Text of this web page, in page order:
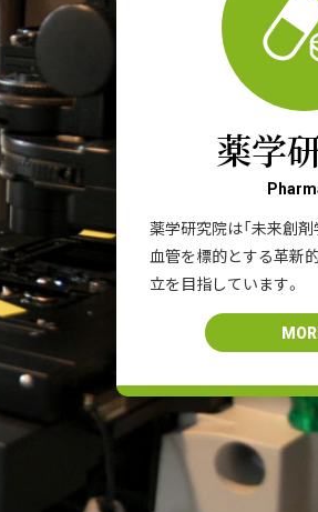
薬学
薬学研究院は「未来創剤
血管を標的とする革新
立を目指しています。